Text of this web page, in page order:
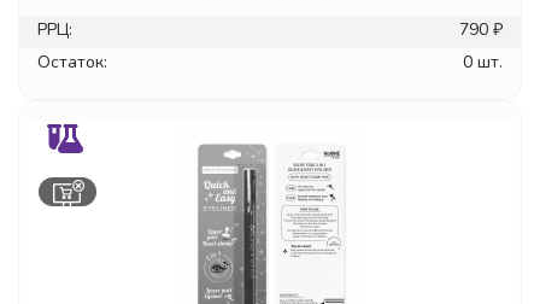
РРЦ:
790 ₽
Остаток:
0 шт.